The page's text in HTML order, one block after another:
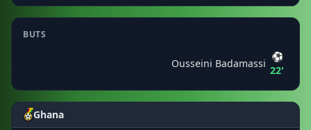
BUTS
Ousseini Badamassi
⚽
22'
Ghana